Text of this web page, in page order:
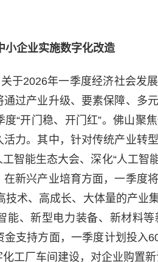
小企业实施数字化改造
于2026年一季度经济社会发
过产业升级、要素保障、多
“开门稳、开门红”。佛山聚
力。其中，针对传统产业转
智能生态大会、深化“人工智
新兴产业培育方面，一季度
技术、高成长、大体量的产业
能、新型电力装备、新材料
支持方面，一季度计划投入
工厂车间建设，对企业购置新